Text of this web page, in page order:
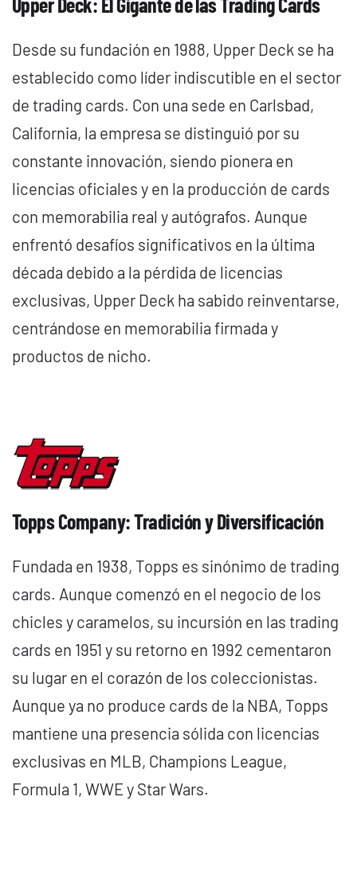
Desde su fundación en 1988, Upper Deck se ha
establecido como líder indiscutible en el sector
de trading cards. Con una sede en Carlsbad,
California, la empresa se distinguió por su
constante innovación, siendo pionera en
licencias oficiales y en la producción de cards
con memorabilia real y autógrafos. Aunque
enfrentó desafíos significativos en la última
década debido a la pérdida de licencias
exclusivas, Upper Deck ha sabido reinventarse,
centrándose en memorabilia firmada y
productos de nicho.
Topps Company: Tradición y Diversificación
Fundada en 1938, Topps es sinónimo de trading
cards. Aunque comenzó en el negocio de los
chicles y caramelos, su incursión en las trading
cards en 1951 y su retorno en 1992 cementaron
su lugar en el corazón de los coleccionistas.
Aunque ya no produce cards de la NBA, Topps
mantiene una presencia sólida con licencias
exclusivas en MLB, Champions League,
Formula 1, WWE y Star Wars.